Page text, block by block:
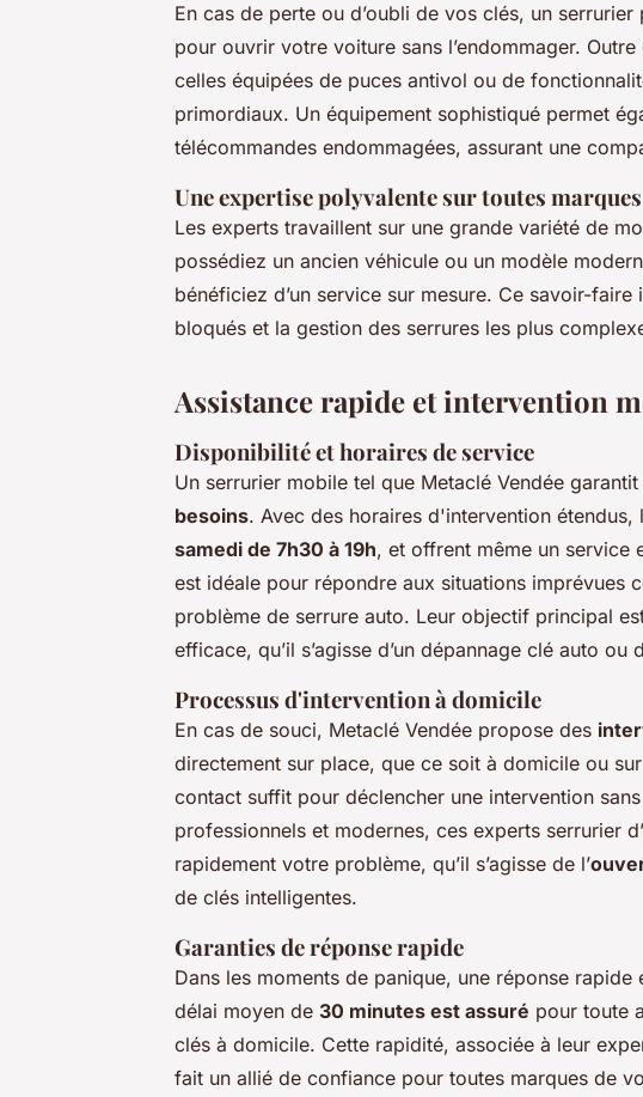
En cas de perte ou d’oubli de vos clés, un
pour ouvrir votre voiture sans l’endommager.
celles équipées de puces antivol ou de
primordiaux. Un équipement sophistiqué permet
télécommandes endommagées, assurant une
Une expertise polyvalente sur toutes marques
Les experts travaillent sur une grande variété de
possédiez un ancien véhicule ou un modèle
bénéficiez d’un service sur mesure. Ce savoir-
bloqués et la gestion des serrures les plus
Assistance rapide et intervention
Disponibilité et horaires de service
Un serrurier mobile tel que Metaclé Vendée garantit
besoins. Avec des horaires d'intervention
samedi de 7h30 à 19h, et offrent même un service
est idéale pour répondre aux situations imprévues
problème de serrure auto. Leur objectif principal
efficace, qu’il s’agisse d’un dépannage clé auto ou
Processus d'intervention à domicile
En cas de souci, Metaclé Vendée propose des
directement sur place, que ce soit à domicile ou
contact suffit pour déclencher une intervention
professionnels et modernes, ces experts serrurier
rapidement votre problème, qu’il s’agisse de l’
de clés intelligentes.
Garanties de réponse rapide
Dans les moments de panique, une réponse
délai moyen de 30 minutes est assuré pour toute
clés à domicile. Cette rapidité, associée à leur
fait un allié de confiance pour toutes marques de